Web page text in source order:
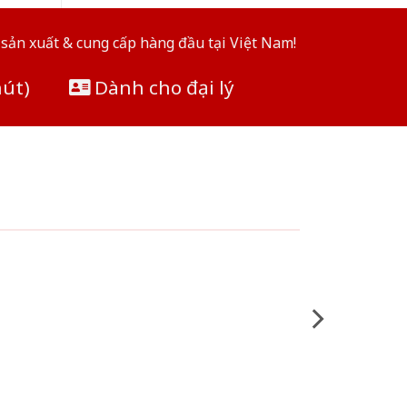
xuất & cung cấp hàng đầu tại Việt Nam!
Dành cho đại lý